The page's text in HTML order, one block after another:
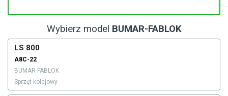
Wybierz model BUMAR-FABLOK
LS 800
A8C-22
BUMAR-FABLOK
Sprzęt kolejowy